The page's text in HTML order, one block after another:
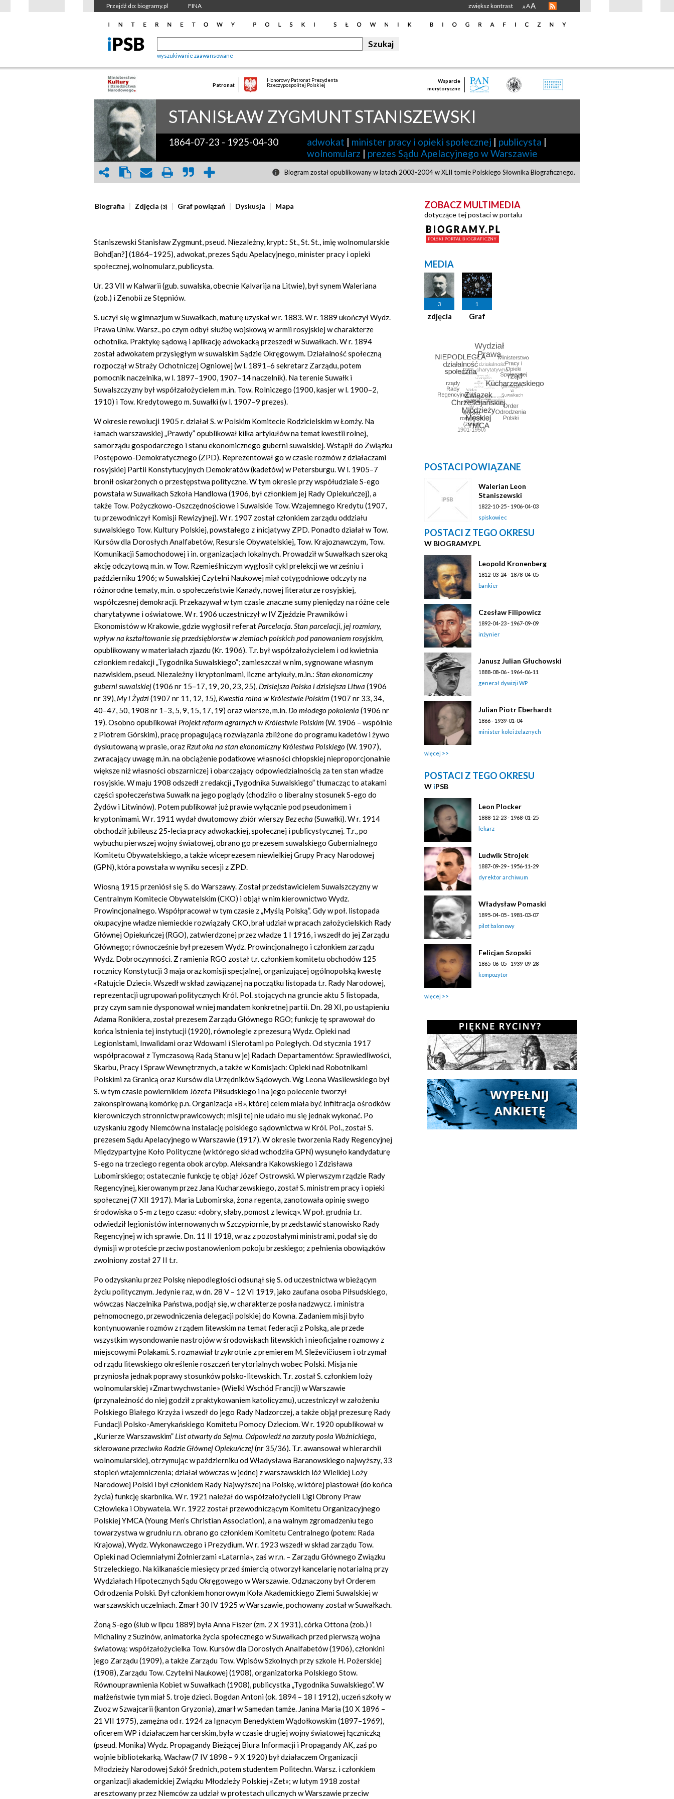
Przejdź do: biogramy.pl FINA zwiększ kontrast A AA
wyszukiwanie zaawansowane
Patronat
Honorowy Patronat Prezydenta
Rzeczypospolitej Polskiej
Wsparcie
merytoryczne
STANISŁAW ZYGMUNTSTANISZEWSKI
1864-07-23 - 1925-04-30 adwokat | minister pracy i opieki społecznej | publicysta |
wolnomularz | prezes Sądu Apelacyjnego w Warszawie
Biogram został opublikowany w latach 2003-2004 w XLII tomie Polskiego Słownika Biograficznego.
Biografia Zdjęcia(3) Graf powiązań Dyskusja Mapa
Staniszewski Stanisław Zygmunt, pseud. Niezależny, krypt.: St., St. St., imię wolnomularskie
Bohd[an?] (1864–1925), adwokat, prezes Sądu Apelacyjnego, minister pracy i opieki
społecznej, wolnomularz, publicysta.
Ur. 23 VII w Kalwarii (gub. suwalska, obecnie Kalvarijana Litwie), był synem Waleriana
(zob.) i Zenobii ze Stępniów.
S. uczył się w gimnazjum w Suwałkach, maturę uzyskał w r. 1883. W r. 1889 ukończył Wydz.
Prawa Uniw. Warsz., po czym odbył służbę wojskową w armii rosyjskiej w charakterze
ochotnika. Praktykę sądową i aplikację adwokacką przeszedł w Suwałkach. W r. 1894
został adwokatem przysięgłym w suwalskim Sądzie Okręgowym. Działalność społeczną
rozpoczął w Straży Ochotniczej Ogniowej (w l. 1891–6 sekretarz Zarządu, potem
pomocnik naczelnika, w l. 1897–1900, 1907–14 naczelnik). Na terenie Suwałk i
Suwalszczyzny był współzałożycielem m.in. Tow. Rolniczego (1900, kasjer w l. 1900–2,
1910) i Tow. Kredytowego m. Suwałki (w l. 1907–9 prezes).
W okresie rewolucji 1905 r. działał S. w Polskim Komitecie Rodzicielskim w Łomży. Na
łamach warszawskiej „Prawdy” opublikował kilka artykułów na temat kwestii rolnej,
samorządu gospodarczego i stanu ekonomicznego guberni suwalskiej. Wstąpił do Związku
Postępowo-Demokratycznego (ZPD). Reprezentował go w czasie rozmów z działaczami
rosyjskiej Partii Konstytucyjnych Demokratów (kadetów) w Petersburgu. W l. 1905–7
bronił oskarżonych o przestępstwa polityczne. W tym okresie przy współudziale S-ego
powstała w Suwałkach Szkoła Handlowa (1906, był członkiem jej Rady Opiekuńczej), a
także Tow. Pożyczkowo-Oszczędnościowe i Suwalskie Tow. Wzajemnego Kredytu (1907,
tu przewodniczył Komisji Rewizyjnej). W r. 1907 został członkiem zarządu oddziału
suwalskiego Tow. Kultury Polskiej, powstałego z inicjatywy ZPD. Ponadto działał w Tow.
Kursów dla Dorosłych Analfabetów, Resursie Obywatelskiej, Tow. Krajoznawczym, Tow.
Komunikacji Samochodowej i in. organizacjach lokalnych. Prowadził w Suwałkach szeroką
akcję odczytową m.in. w Tow. Rzemieślniczym wygłosił cykl prelekcji we wrześniu i
październiku 1906; w Suwalskiej Czytelni Naukowej miał cotygodniowe odczyty na
różnorodne tematy, m.in. o społeczeństwie Kanady, nowej literaturze rosyjskiej,
współczesnej demokracji. Przekazywał w tym czasie znaczne sumy pieniędzy na różne cele
charytatywne i oświatowe. W r. 1906 uczestniczył w IV Zjeździe Prawników i
Ekonomistów w Krakowie, gdzie wygłosił referat Parcelacja. Stan parcelacji, jej rozmiary,
wpływ na kształtowanie się przedsiębiorstw w ziemiach polskich pod panowaniem rosyjskim,
opublikowany w materiałach zjazdu (Kr. 1906). T.r. był współzałożycielem i od kwietnia
członkiem redakcji „Tygodnika Suwalskiego”; zamieszczał w nim, sygnowane własnym
nazwiskiem, pseud. Niezależny i kryptonimami, liczne artykuły, m.in.: Stan ekonomiczny
guberni suwalskiej(1906 nr 15–17, 19, 20, 23, 25), Dzisiejsza Polska i dzisiejsza Litwa (1906
nr 39), Myi Żydzi(1907 nr 11, 12, 15), Kwestia rolna w Królestwie Polskim (1907 nr 33, 34,
40–47, 50, 1908 nr 1–3, 5, 9, 15, 17, 19) oraz wiersze, m.in. Do młodego pokolenia (1906 nr
19). Osobno opublikował Projekt reform agrarnych w Królestwie Polskim (W. 1906 – wspólnie
z Piotrem Górskim), pracę propagującą rozwiązania zbliżone do programu kadetów i żywo
dyskutowaną w prasie, oraz Rzut oka na stan ekonomiczny Królestwa Polskiego(W. 1907),
zwracający uwagę m.in. na obciążenie podatkowe własności chłopskiej nieproporcjonalnie
większe niż własności obszarniczej i obarczający odpowiedzialnością za ten stan władze
rosyjskie. W maju 1908 odszedł z redakcji „Tygodnika Suwalskiego” tłumacząc to atakami
części społeczeństwa Suwałk na jego poglądy (chodziło o liberalny stosunek S-ego do
Żydów i Litwinów). Potem publikował już prawie wyłącznie pod pseudonimem i
kryptonimami. W r. 1911 wydał dwutomowy zbiór wierszy Bez echa (Suwałki). W r. 1914
obchodził jubileusz 25-lecia pracy adwokackiej, społecznej i publicystycznej. T.r., po
wybuchu pierwszej wojny światowej, obrano go prezesem suwalskiego Gubernialnego
Komitetu Obywatelskiego, a także wiceprezesem niewielkiej Grupy Pracy Narodowej
(GPN), która powstała w wyniku secesji z ZPD.
Wiosną 1915 przeniósł się S. do Warszawy. Został przedstawicielem Suwalszczyzny w
Centralnym Komitecie Obywatelskim (CKO) i objął w nim kierownictwo Wydz.
Prowincjonalnego. Współpracował w tym czasie z „Myślą Polską”. Gdy w poł. listopada
okupacyjne władze niemieckie rozwiązały CKO, brał udział w pracach założycielskich Rady
Głównej Opiekuńczej (RGO), zatwierdzonej przez władze 1 I 1916, i wszedł do jej Zarządu
Głównego; równocześnie był prezesem Wydz. Prowincjonalnego i członkiem zarządu
Wydz. Dobroczynności. Z ramienia RGO został t.r. członkiem komitetu obchodów 125
rocznicy Konstytucji 3 maja oraz komisji specjalnej, organizującej ogólnopolską kwestę
«Ratujcie Dzieci». Wszedł w skład zawiązanej na początku listopada t.r. Rady Narodowej,
reprezentacji ugrupowań politycznych Król. Pol. stojących na gruncie aktu 5 listopada,
przy czym sam nie dysponował w niej mandatem konkretnej partii. Dn. 28 XI, po ustąpieniu
Adama Ronikiera, został prezesem Zarządu Głównego RGO; funkcję tę sprawował do
końca istnienia tej instytucji (1920), równolegle z prezesurą Wydz. Opieki nad
Legionistami, Inwalidami oraz Wdowami i Sierotami po Poległych. Od stycznia 1917
współpracował z Tymczasową Radą Stanu w jej Radach Departamentów: Sprawiedliwości,
Skarbu, Pracy i Spraw Wewnętrznych, a także w Komisjach: Opieki nad Robotnikami
Polskimi za Granicą oraz Kursów dla Urzędników Sądowych. Wg Leona Wasilewskiego był
S. w tym czasie powiernikiem Józefa Piłsudskiego i na jego polecenie tworzył
zakonspirowaną komórkę p.n. Organizacja «B», której celem miała być infiltracja ośrodków
kierowniczych stronnictw prawicowych; misji tej nie udało mu się jednak wykonać. Po
uzyskaniu zgody Niemców na instalację polskiego sądownictwa w Król. Pol., został S.
prezesem Sądu Apelacyjnego w Warszawie (1917). W okresie tworzenia Rady Regencyjnej
Międzypartyjne Koło Polityczne (w którego skład wchodziła GPN) wysunęło kandydaturę
S-ego na trzeciego regenta obok arcybp. Aleksandra Kakowskiego i Zdzisława
Lubomirskiego; ostatecznie funkcję tę objął Józef Ostrowski. W pierwszym rządzie Rady
Regencyjnej, kierowanym przez Jana Kucharzewskiego, został S. ministrem pracy i opieki
społecznej (7 XII 1917). Maria Lubomirska, żona regenta, zanotowała opinię swego
środowiska o S-m z tego czasu: «dobry, słaby, pomost z lewicą». W poł. grudnia t.r.
odwiedził legionistów internowanych w Szczypiornie, by przedstawić stanowisko Rady
Regencyjnej w ich sprawie. Dn. 11 II 1918, wraz z pozostałymi ministrami, podał się do
dymisji w proteście przeciw postanowieniom pokoju brzeskiego; z pełnienia obowiązków
zwolniony został 27 II t.r.
Po odzyskaniu przez Polskę niepodległości odsunął się S. od uczestnictwa w bieżącym
życiu politycznym. Jedynie raz, w dn. 28 V – 12 VI 1919, jako zaufana osoba Piłsudskiego,
wówczas Naczelnika Państwa, podjął się, w charakterze posła nadzwycz. i ministra
pełnomocnego, przewodniczenia delegacji polskiej do Kowna. Zadaniem misji było
kontynuowanie rozmów z rządem litewskim na temat federacji z Polską, ale przede
wszystkim wysondowanie nastrojów w środowiskach litewskich i nieoficjalne rozmowy z
miejscowymi Polakami. S. rozmawiał trzykrotnie z premierem M. Sleževičiusem i otrzymał
od rządu litewskiego określenie roszczeń terytorialnych wobec Polski. Misja nie
przyniosła jednak poprawy stosunków polsko-litewskich. T.r. został S. członkiem loży
wolnomularskiej «Zmartwychwstanie» (Wielki Wschód Francji) w Warszawie
(przynależność do niej godził z praktykowaniem katolicyzmu), uczestniczył w założeniu
Polskiego Białego Krzyża i wszedł do jego Rady Nadzorczej, a także objął prezesurę Rady
Fundacji Polsko-Amerykańskiego Komitetu Pomocy Dzieciom. W r. 1920 opublikował w
„Kurierze Warszawskim” List otwarty do Sejmu. Odpowiedź na zarzuty posła Woźnickiego,
skierowane przeciwko Radzie Głównej Opiekuńczej(nr 35/36). T.r. awansował w hierarchii
wolnomularskiej, otrzymując w październiku od Władysława Baranowskiego najwyższy, 33
stopień wtajemniczenia; działał wówczas w jednej z warszawskich lóż Wielkiej Loży
Narodowej Polski i był członkiem Rady Najwyższej na Polskę, w której piastował (do końca
życia) funkcję skarbnika. W r. 1921 należał do współzałożycieli Ligi Obrony Praw
Człowieka i Obywatela. Wr. 1922 został przewodniczącym Komitetu Organizacyjnego
Polskiej YMCA (Young Men’s ChristianAssociation),a na walnym zgromadzeniu tego
towarzystwa w grudniu r.n. obrano go członkiem Komitetu Centralnego (potem: Rada
Krajowa), Wydz. Wykonawczego i Prezydium. Wr. 1923 wszedł w skład zarządu Tow.
Opieki nad Ociemniałymi Żołnierzami «Latarnia», zaś w r.n. – Zarządu Głównego Związku
Strzeleckiego. Na kilkanaście miesięcy przed śmiercią otworzył kancelarię notarialną przy
Wydziałach Hipotecznych Sądu Okręgowego w Warszawie. Odznaczony był Orderem
Odrodzenia Polski. Był członkiem honorowym Koła Akademickiego Ziemi Suwalskiej w
warszawskich uczelniach. Zmarł 30 IV 1925 w Warszawie, pochowany został w Suwałkach.
Żoną S-ego (ślub w lipcu 1889) była Anna Fiszer (zm. 2 X 1931), córka Ottona (zob.) i
Michaliny z Suzinów, animatorka życia społecznego w Suwałkach przed pierwszą wojna
światową: współzałożycielka Tow. Kursów dla Dorosłych Analfabetów (1906), członkini
jego Zarządu (1909), a także Zarządu Tow. Wpisów Szkolnych przy szkole H. Pożerskiej
(1908), Zarządu Tow. Czytelni Naukowej (1908), organizatorka Polskiego Stow.
Równouprawnienia Kobiet w Suwałkach (1908), publicystka „Tygodnika Suwalskiego”. W
małżeństwie tym miał S. troje dzieci. Bogdan Antoni (ok. 1894 – 18 I 1912), uczeń szkoły w
Zuoz w Szwajcarii (kanton Gryzonia), zmarł w Samedan tamże. Janina Maria (10 X 1896 –
21 VII 1975), zamężna od r. 1924 za Ignacym Benedyktem Wądołkowskim (1897–1969),
oficerem WP i działaczem harcerskim, była w czasie drugiej wojny światowej łączniczką
(pseud. Monika) Wydz. Propagandy Bieżącej Biura Informacji i Propagandy AK, zaś po
wojnie bibliotekarką. Wacław (7 IV 1898 – 9 X 1920) był działaczem Organizacji
Młodzieży Narodowej Szkół Średnich, potem studentem Politechn. Warsz. i członkiem
organizacji akademickiej Związku Młodzieży Polskiej «Zet»; w lutym 1918 został
aresztowany przez Niemców za udział w protestach ulicznych w Warszawie przeciw
ZOBACZ MULTIMEDIA
dotyczące tej postaci w portalu
MEDIA
3
zdjęcia
1
Graf
POSTACI POWIĄZANE
Walerian Leon
Staniszewski
1822-10-25 - 1906-04-03
spiskowiec
POSTACI Z TEGO OKRESU
W BIOGRAMY.PL
Leopold Kronenberg
1812-03-24 - 1878-04-05
bankier
Czesław Filipowicz
1892-04-23 - 1967-09-09
inżynier
Janusz Julian Głuchowski
1888-08-06 - 1964-06-11
generał dywizji WP
Julian Piotr Eberhardt
1866 - 1939-01-04
minister kolei żelaznych
więcej
POSTACI Z TEGO OKRESU
W iPSB
Leon Plocker
1888-12-23 - 1968-01-25
lekarz
Ludwik Strojek
1887-09-29 - 1956-11-29
dyrektor archiwum
Władysław Pomaski
1895-04-05 - 1981-03-07
pilot balonowy
Felicjan Szopski
1865-06-05 - 1939-09-28
kompozytor
więcej